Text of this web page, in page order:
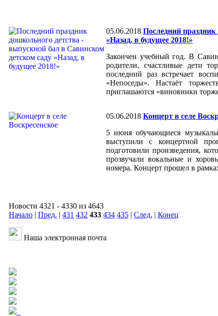
05.06.2018 Последний
«Назад, в будущее 2018!»
Закончен учебный год. В
родители, счастливые дети
последний раз встречает
«Непоседы». Настаёт
приглашаются «виновники
05.06.2018 Концерт в селе
5 июня обучающиеся
выступили с концертной
подготовили произведения,
прозвучали вокальные и
номера. Концерт прошел в
Новости 4321 - 4330 из 4643
Начало | Пред. | 431 432 433 434 435 | След. | Конец
Наша электронная почта